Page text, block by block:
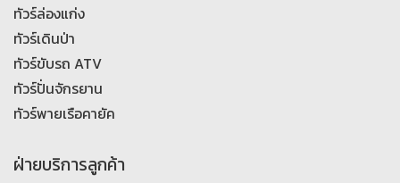
ทัวร์ล่องแก่ง
ทัวร์เดินป่า
ทัวร์ขับรถ ATV
ทัวร์ปั่นจักรยาน
ทัวร์พายเรือคายัค
ฝ่ายบริการลูกค้า